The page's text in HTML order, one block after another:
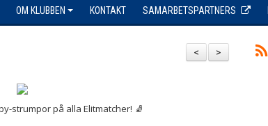
OM KLUBBEN KONTAKT SAMARBETSPARTNERS
>
<
strumpor på alla Elitmatcher! 🧦